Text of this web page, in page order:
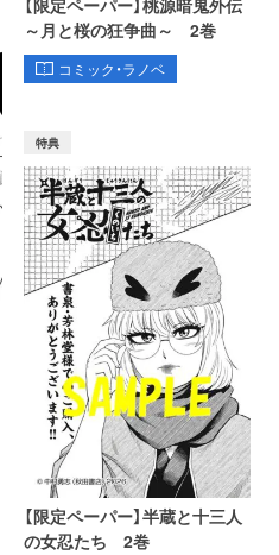
【限定ペーパー】桃源暗鬼外伝
～月と桜の狂争曲～ 2巻
コミック・ラノベ
特典
【限定ペーパー】半蔵と十三人
の女忍たち 2巻